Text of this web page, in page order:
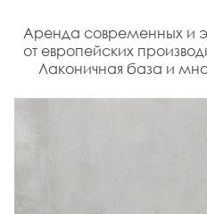
Аренда современных и
от европейских
Лаконичная база и